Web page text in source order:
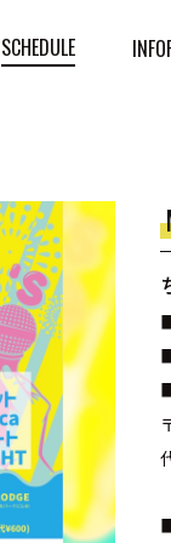
SCHEDULE